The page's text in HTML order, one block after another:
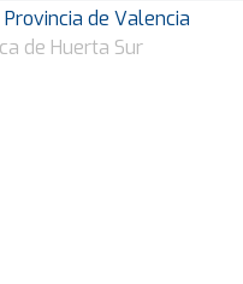
de Valencia
de Huerta Sur